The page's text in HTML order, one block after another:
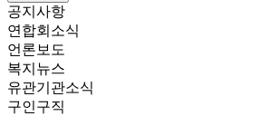
공지사항
연합회소식
언론보도
복지뉴스
유관기관소식
구인구직